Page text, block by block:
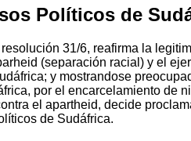
Políticos de
31/6, reafirma la
(separación racial) y el
y mostrandose
por el encarcelamiento de
el apartheid, decide
de Sudáfrica.